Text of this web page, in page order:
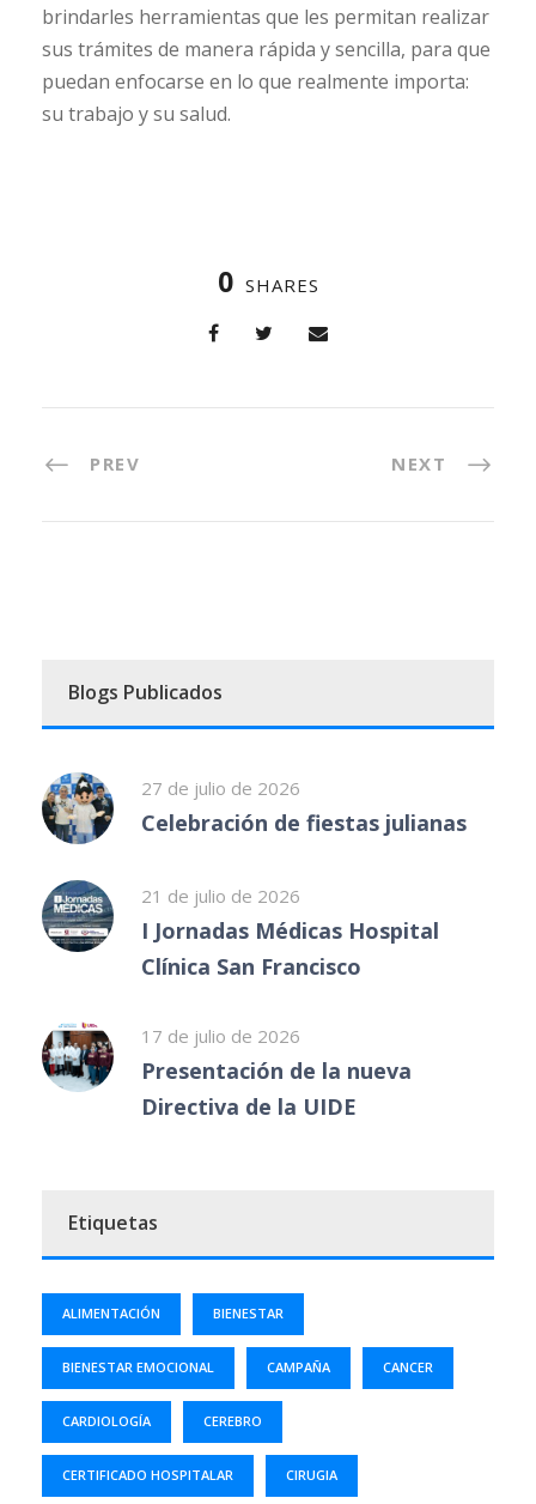
brindarles herramientas que les permitan realizar
sus trámites de manera rápida y sencilla, para que
puedan enfocarse en lo que realmente importa:
su trabajo y su salud.
0 SHARES
PREV NEXT
Blogs Publicados
27 de julio de 2026
Celebración de fiestas julianas
21 de julio de 2026
I Jornadas Médicas Hospital
Clínica San Francisco
17 de julio de 2026
Presentación de la nueva
Directiva de la UIDE
Etiquetas
ALIMENTACIÓN BIENESTAR
BIENESTAR EMOCIONAL CAMPAÑA CANCER
CARDIOLOGÍA CEREBRO
CERTIFICADO HOSPITALAR CIRUGIA